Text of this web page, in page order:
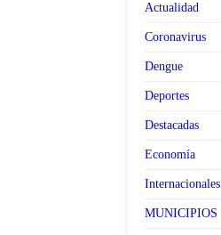
Actualidad
Coronavirus
Dengue
Deportes
Destacadas
Economía
Internacionales
MUNICIPIOS